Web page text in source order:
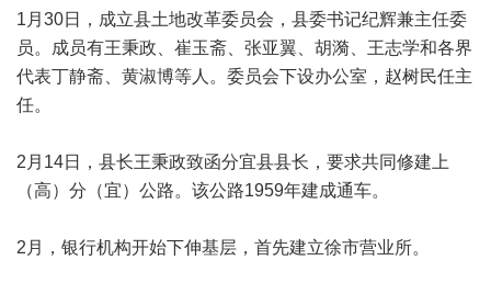
1月30日，成立县土地改革委员会，县委书记纪辉兼主任委
员。成员有王秉政、崔玉斋、张亚翼、胡漪、王志学和各界
代表丁静斋、黄淑博等人。委员会下设办公室，赵树民任主
任。
2月14日，县长王秉政致函分宜县县长，要求共同修建上
（高）分（宜）公路。该公路1959年建成通车。
2月，银行机构开始下伸基层，首先建立徐市营业所。